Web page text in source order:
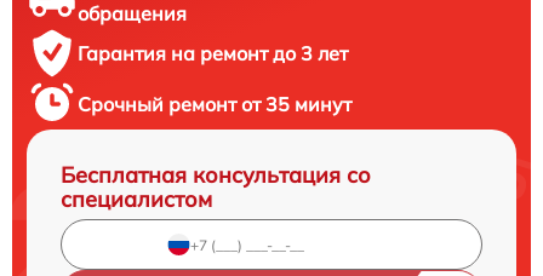
обращения
Гарантия на ремонт до 3 лет
Срочный ремонт от 35 минут
Бесплатная консультация со
специалистом